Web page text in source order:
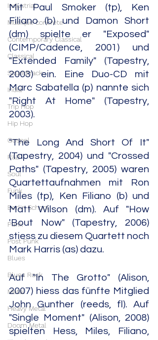
Industrial
Musique concrète
Contemporary Classical
Classical
Soundtrack
India
Trip Hop
Hip Hop
Gospel
R&B
Soul
Funk
Berlin School
Punk
Post Punk
Blues
Blues Rock
Metal
Heavy Metal
Doom Metal
Mit Paul Smoker (tp), Ken
Filiano (b) und Damon Short
(dm) spielte er "Exposed"
(CIMP/Cadence, 2001) und
"Extended Family" (Tapestry,
2003) ein. Eine Duo-CD mit
Marc Sabatella (p) nannte sich
"Right At Home" (Tapestry,
2003).
"The Long And Short Of It"
(Tapestry, 2004) und "Crossed
Paths" (Tapestry, 2005) waren
Quartettaufnahmen mit Ron
Miles (tp), Ken Filiano (b) und
Matt Wilson (dm). Auf "How
'Bout Now" (Tapestry, 2006)
stiess zu diesem Quartett noch
Mark Harris (as) dazu.
Auf "In The Grotto" (Alison,
2007) hiess das fünfte Mitglied
John Gunther (reeds, fl). Auf
"Single Moment" (Alison, 2008)
spielten Hess, Miles, Filiano,